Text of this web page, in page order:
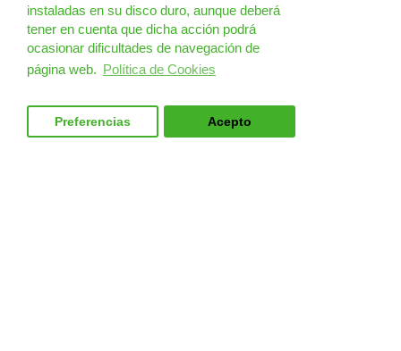
instaladas en su disco duro, aunque deberá
tener en cuenta que dicha acción podrá
ocasionar dificultades de navegación de
página web. Política de Cookies
Preferencias Acepto